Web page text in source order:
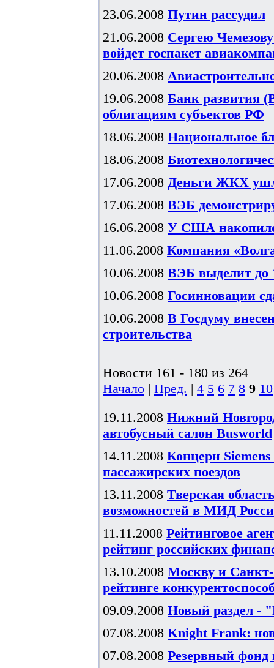
23.06.2008 Путин рассудил
21.06.2008 Сергею
войдет госпакет
20.06.2008
19.06.2008 Банк развития
облигациям субъектов РФ
18.06.2008 Национальное
18.06.2008
17.06.2008 Деньги ЖКХ
17.06.2008 ВЭБ
16.06.2008 У США
11.06.2008 Компания
10.06.2008 ВЭБ выделит до
10.06.2008 Госинновации
10.06.2008 В Госдуму
строительства
Новости 161 - 180 из 264
Начало | Пред. | 4 5 6 7 8 9 10
19.11.2008 Нижний
автобусный салон Busworld
14.11.2008 Концерн
пассажирских поездов
13.11.2008 Тверская
возможностей в МИД
11.11.2008 Рейтинговое
рейтинг российских
13.10.2008 Москву и
рейтинге
09.09.2008 Новый раздел -
07.08.2008 Knight Frank:
07.08.2008 Резервный фонд